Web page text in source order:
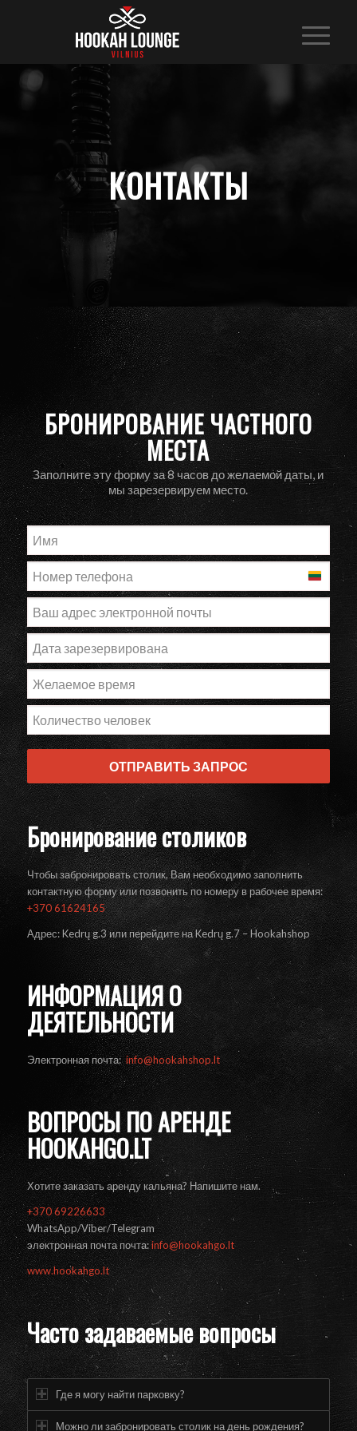
КОНТАКТЫ
БРОНИРОВАНИЕ ЧАСТНОГО
МЕСТА
Заполните эту форму за 8 часов до желаемой даты, и
мы зарезервируем место.
Литва
+370
ОТПРАВИТЬ ЗАПРОС
Бронирование столиков
Чтобы забронировать столик, Вам необходимо заполнить
контактную форму или позвонить по номеру в рабочее время:
+370 61624165
Адрес: Kedrų g.3 или перейдите на Kedrų g.7 – Hookahshop
ИНФОРМАЦИЯ О
ДЕЯТЕЛЬНОСТИ
Электронная почта:info@hookahshop.lt
ВОПРОСЫ ПО АРЕНДЕ
HOOKAHGO.LT
Хотите заказать аренду кальяна? Напишите нам.
+370 69226633
WhatsApp/Viber/Telegram
электронная почта почта:info@hookahgo.lt
www.hookahgo.lt
Часто задаваемые вопросы
Где я могу найти парковку?
Можно ли забронировать столик на день рождения?